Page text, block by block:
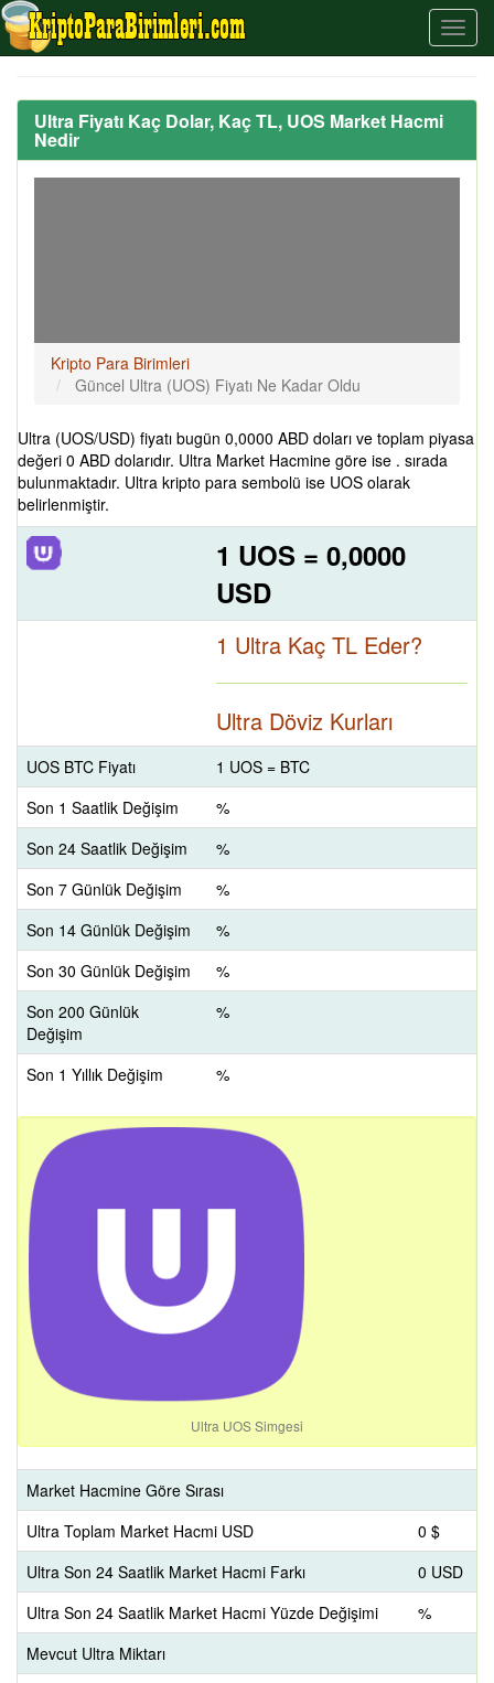
Ultra Fiyatı Kaç Dolar, Kaç TL, UOS Market Hacmi
Nedir
Kripto Para Birimleri
Güncel Ultra (UOS) Fiyatı Ne Kadar Oldu
Ultra (UOS/USD) fiyatı bugün 0,0000 ABD doları ve toplam piyasa
değeri 0 ABD dolarıdır. Ultra Market Hacmine göre ise . sırada
bulunmaktadır. Ultra kripto para sembolü ise UOS olarak
belirlenmiştir.
1 UOS = 0,0000
USD
1 Ultra Kaç TL Eder?
Ultra Döviz Kurları
UOS BTC Fiyatı
1 UOS = BTC
Son 1 Saatlik Değişim
%
Son 24 Saatlik Değişim
%
Son 7 Günlük Değişim
%
Son 14 Günlük Değişim
%
Son 30 Günlük Değişim
%
Son 200 Günlük
Değişim
%
Son 1 Yıllık Değişim %
Ultra UOS Simgesi
Market Hacmine Göre Sırası
Ultra Toplam Market Hacmi USD
0 $
Ultra Son 24 Saatlik Market Hacmi Farkı
0 USD
Ultra Son 24 Saatlik Market Hacmi Yüzde Değişimi
%
Mevcut Ultra Miktarı